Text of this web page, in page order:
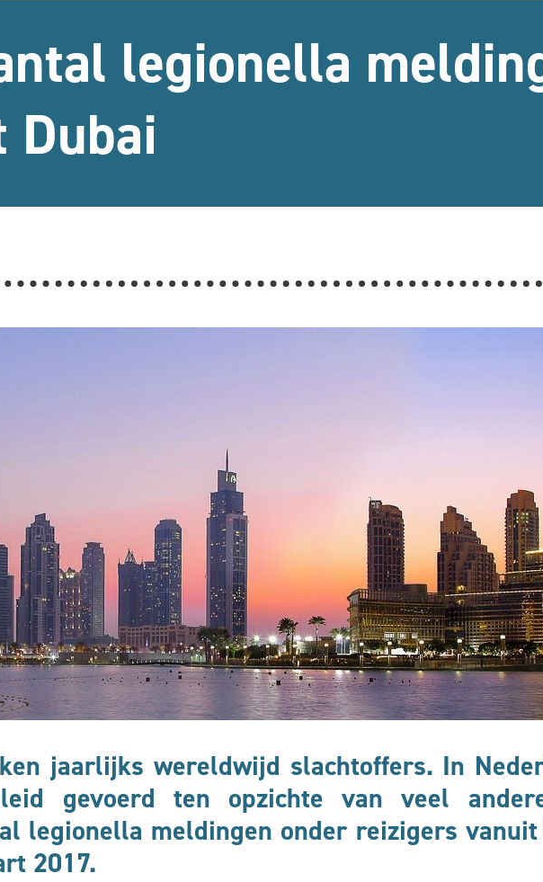
legionella
jaarlijks wereldwijd slachtoffers. In
gevoerd ten opzichte van veel
legionella meldingen onder reizigers
2017.